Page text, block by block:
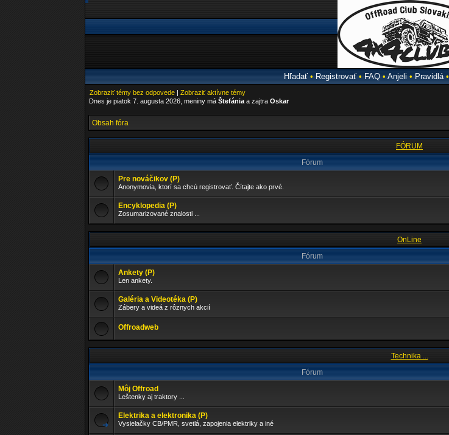
Hľadať• Registrovať• FAQ• Anjeli • Pravidlá•
Zobraziť témy bez odpovede| Zobraziť aktívne témy
Dnes je piatok 7. augusta 2026, meniny má Štefániaa zajtra Oskar
Obsah fóra
FÓRUM
Fórum
Pre nováčikov (P)
Anonymovia, ktorí sa chcú registrovať. Čítajte ako prvé.
Encyklopedia (P)
Zosumarizované znalosti ...
OnLine
Fórum
Ankety (P)
Len ankety.
Galéria a Videotéka (P)
Zábery a videá z rôznych akcií
Offroadweb
Technika ...
Fórum
Môj Offroad
Leštenky aj traktory ...
Elektrika a elektronika (P)
Vysielačky CB/PMR, svetlá, zapojenia elektriky a iné